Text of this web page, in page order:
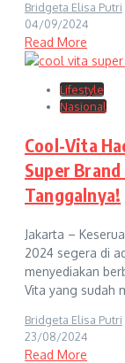
Bridgeta Elisa Putri
04/09/2024
Read More
Lifestyle
Nasional
Cool-Vita
Super
Tanggalnya!
Jakarta –
2024 segera di
menyediakan
Vita yang sudah
Bridgeta Elisa Putri
23/08/2024
Read More